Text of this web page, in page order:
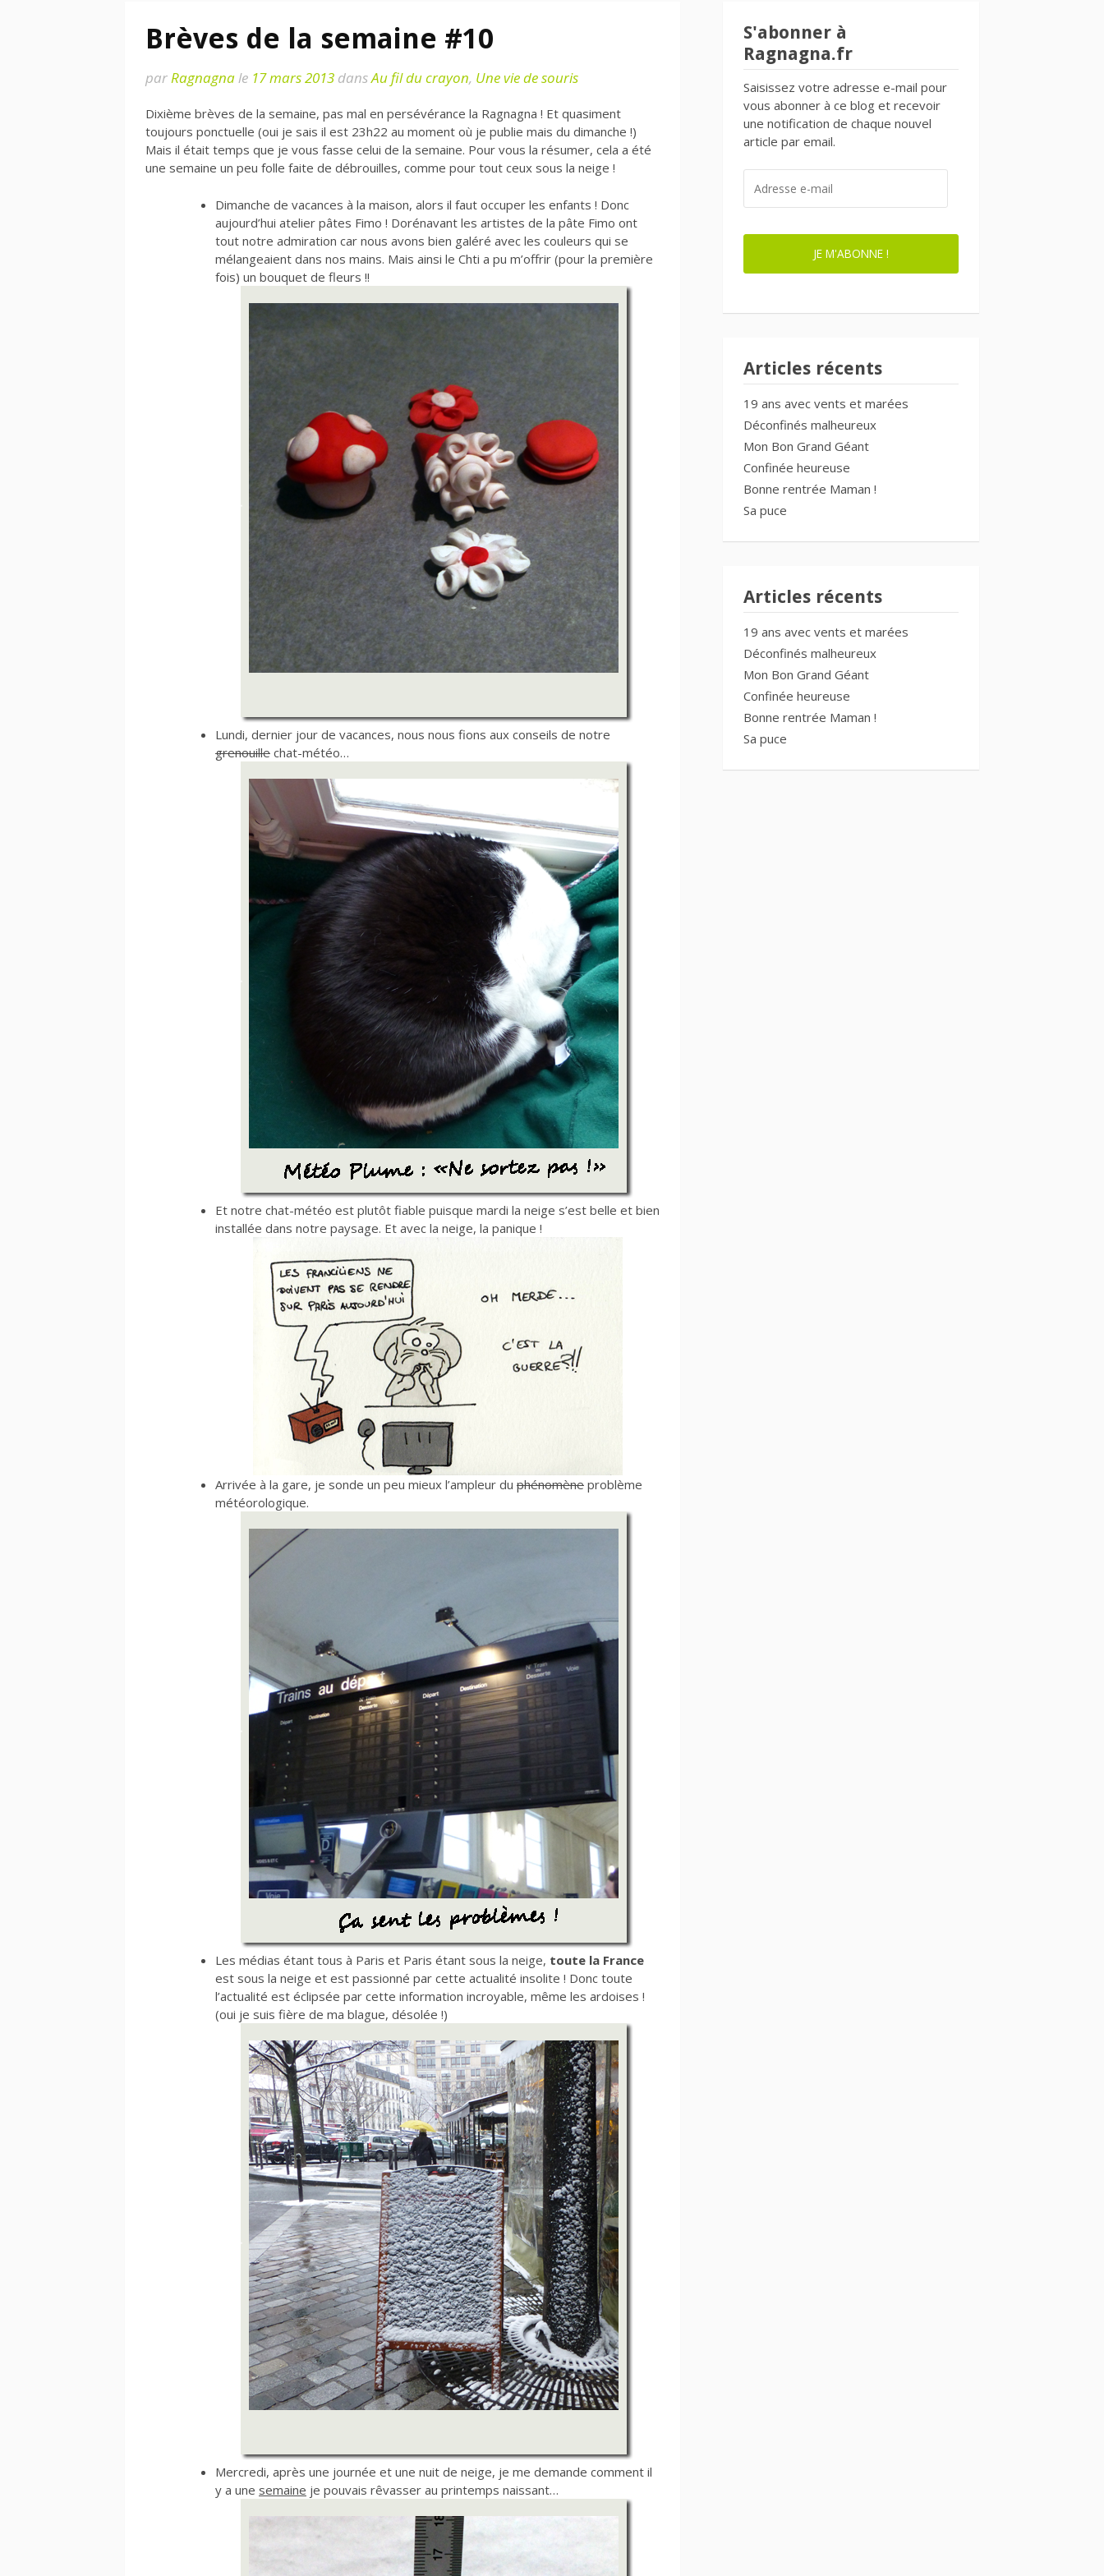
Brèves de la semaine #10
parRagnagnale 17 mars 2013 dansAu fil du crayon, Une vie de souris
Dixième brèves de la semaine, pas mal en persévérance la Ragnagna ! Et quasiment
toujours ponctuelle (oui je sais il est 23h22 au moment où je publie mais du dimanche !)
Mais il était temps que je vous fasse celui de la semaine. Pour vous la résumer, cela a été
une semaine un peu folle faite de débrouilles, comme pour tout ceux sous la neige !
Dimanche de vacances à la maison, alors il faut occuper les enfants ! Donc
aujourd’hui atelier pâtes Fimo ! Dorénavant les artistes de la pâte Fimo ont
tout notre admiration car nous avons bien galéré avec les couleurs qui se
mélangeaient dans nos mains. Mais ainsi le Chti a pu m’offrir (pour la première
fois) un bouquet de fleurs !!
Lundi, dernier jour de vacances, nous nous fions aux conseils de notre
grenouille chat-météo…
Et notre chat-météo est plutôt fiable puisque mardi la neige s’est belle et bien
installée dans notre paysage. Et avec la neige, la panique !
Arrivée à la gare, je sonde un peu mieux l’ampleur du phénomène problème
météorologique.
Les médias étant tous à Paris et Paris étant sous la neige, toute la France
est sous la neige et est passionné par cette actualité insolite ! Donc toute
l’actualité est éclipsée par cette information incroyable, même les ardoises !
(oui je suis fière de ma blague, désolée !)
Mercredi, après une journée et une nuit de neige, je me demande comment il
y a une semaine je pouvais rêvasser au printemps naissant…
S'abonner à
Ragnagna.fr
Saisissez votre adresse e-mail pour
vous abonner à ce blog et recevoir
une notification de chaque nouvel
article par email.
MAIL
JE M'ABONNE !
Articles récents
19 ans avec vents et marées
Déconfinés malheureux
Mon Bon Grand Géant
Confinée heureuse
Bonne rentrée Maman !
Sa puce
Articles récents
19 ans avec vents et marées
Déconfinés malheureux
Mon Bon Grand Géant
Confinée heureuse
Bonne rentrée Maman !
Sa puce